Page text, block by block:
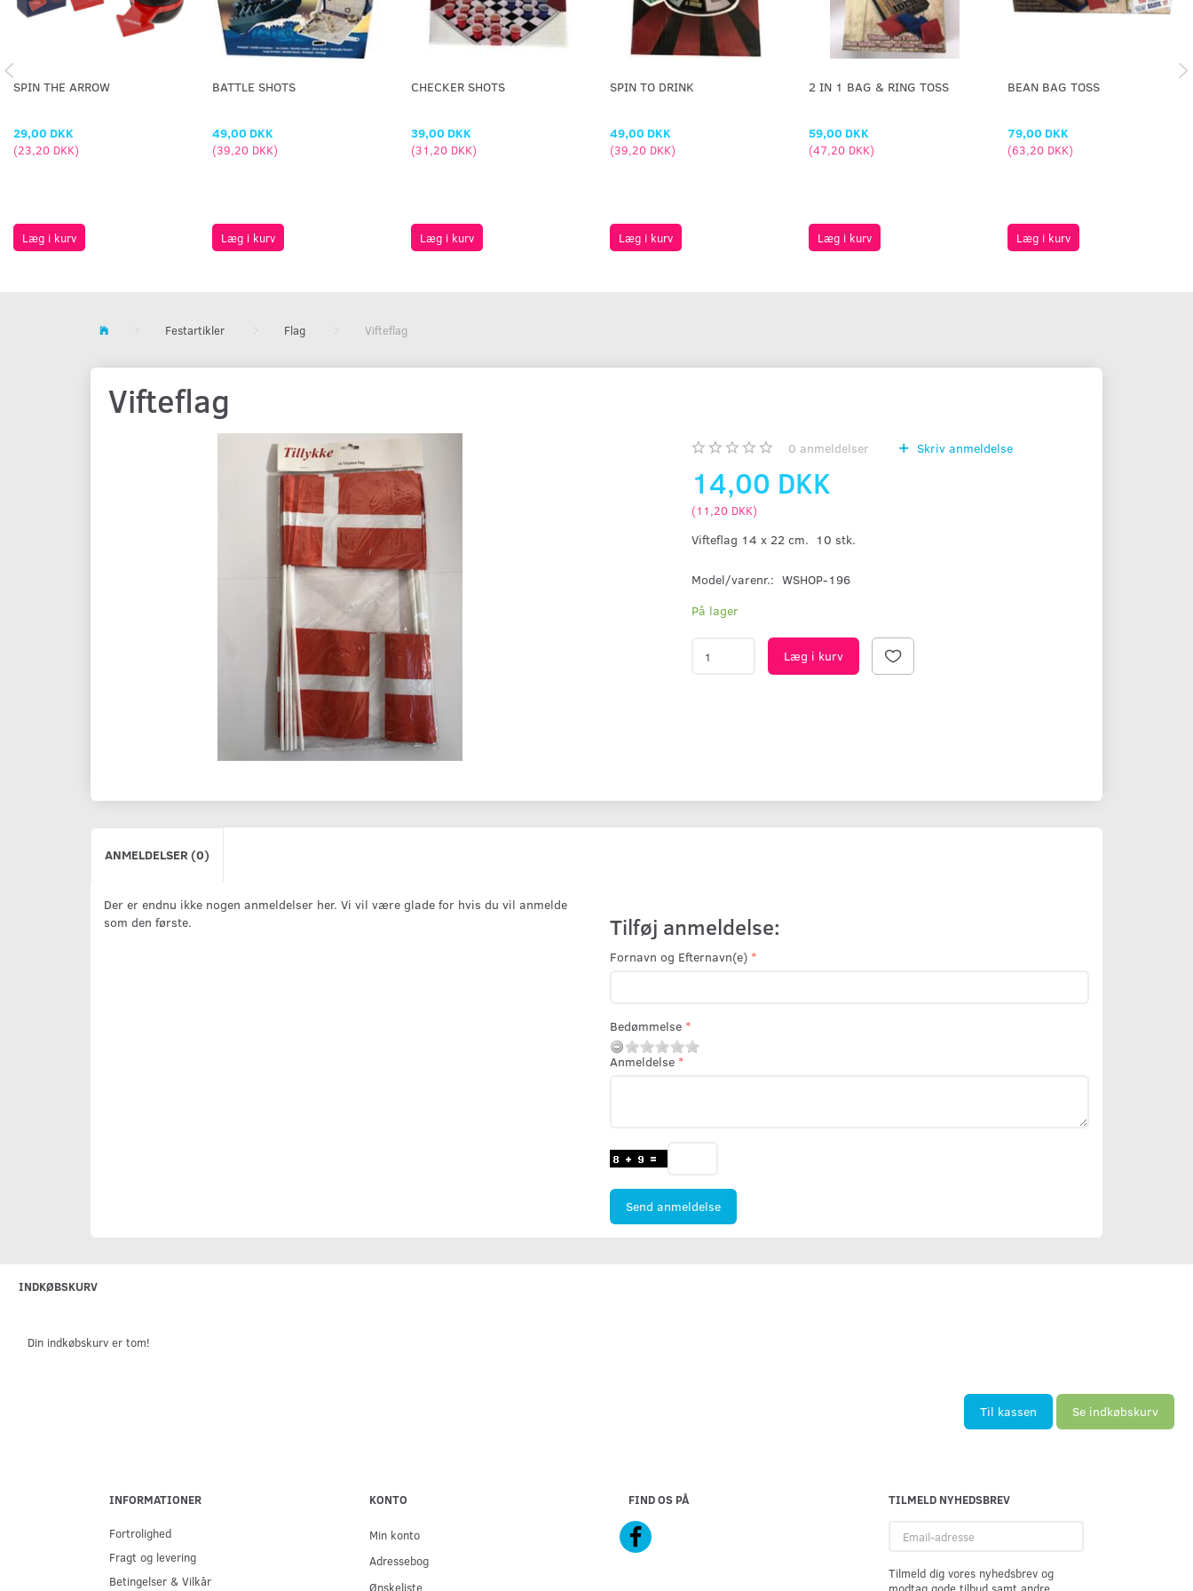
SPIN THE ARROW
29,00 DKK
(23,20 DKK)
Læg i kurv
BATTLE SHOTS
49,00 DKK
(39,20 DKK)
Læg i kurv
CHECKER SHOTS
39,00 DKK
(31,20 DKK)
Læg i kurv
SPIN TO DRINK
49,00 DKK
(39,20 DKK)
Læg i kurv
2 IN 1 BAG & RING TOSS
59,00 DKK
(47,20 DKK)
Læg i kurv
BEAN BAG TOSS
79,00 DKK
(63,20 DKK)
Læg i kurv
Festartikler Flag Vifteflag
Vifteflag
0 anmeldelser Skriv anmeldelse
14,00 DKK
(11,20 DKK)
Vifteflag 14 x 22 cm. 10 stk.
Model/varenr.: WSHOP-196
På lager
Læg i kurv
ANMELDELSER (0)
Der er endnu ikke nogen anmeldelser her. Vi vil være glade for hvis du vil anmelde
som den første.
Tilføj anmeldelse:
Fornavn og Efternavn(e)
Bedømmelse
Anmeldelse
Send anmeldelse
INDKØBSKURV
Din indkøbskurv er tom!
Til kassen Se indkøbskurv
INFORMATIONER
Fortrolighed
Fragt og levering
Betingelser & Vilkår
KONTO
Min konto
Adressebog
Ønskeliste
FIND OS PÅ
TILMELD NYHEDSBREV
adresse
Tilmeld dig vores nyhedsbrev og
modtag gode tilbud samt andre